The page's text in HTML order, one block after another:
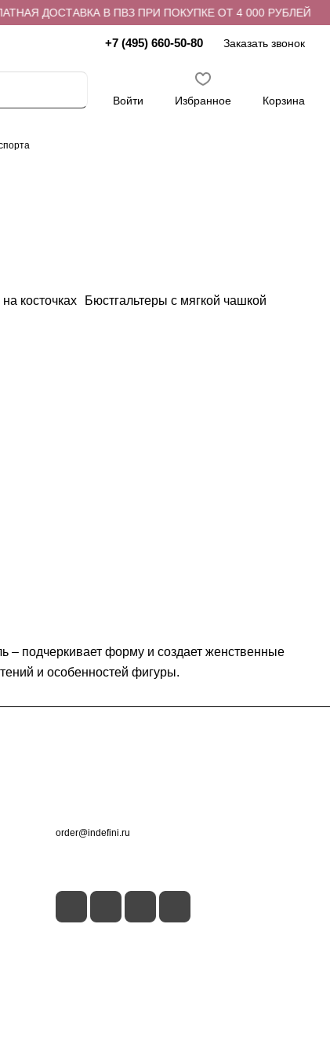
ДОСТАВКА В ПВЗ ПРИ ПОКУПКЕ ОТ 4 000 РУБЛЕЙ
+7 (495) 660-50-80 Заказать звонок
Войти Избранное Корзина
косточках
Бюстгальтеры с мягкой чашкой
– подчеркивает форму и создает женственные
и особенностей фигуры.
order@indefini.ru